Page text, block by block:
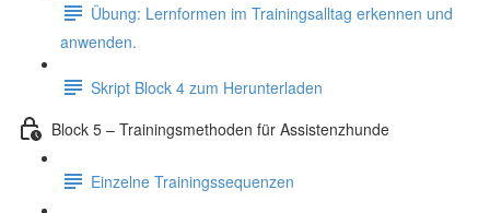
Übung: Lernformen im Trainingsalltag erkennen und
anwenden.
Skript Block 4 zum Herunterladen
Block 5 – Trainingsmethoden für Assistenzhunde
Einzelne Trainingssequenzen